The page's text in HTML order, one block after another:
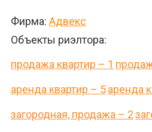
Фирма: Адвекс
Объекты риэлтора:
продажа квартир – 1
аренда квартир – 5аренда
загородная, продажа – 2